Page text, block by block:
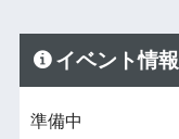
イベント情報
準備中